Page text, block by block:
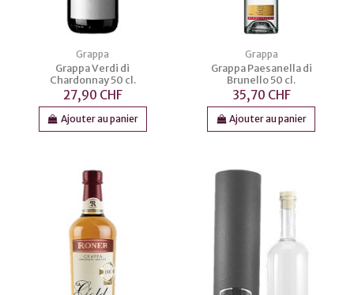
Grappa
Grappa Verdi di
Chardonnay 50 cl.
27,90 CHF
Ajouter au panier
Grappa
Grappa Paesanella di
Brunello 50 cl.
35,70 CHF
Ajouter au panier